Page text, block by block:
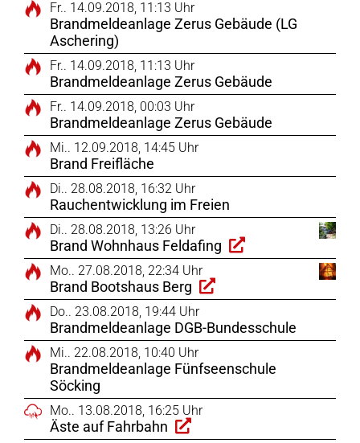
Fr.. 14.09.2018, 11:13 Uhr
Brandmeldeanlage Zerus Gebäude (LG
Aschering)
Fr.. 14.09.2018, 11:13 Uhr
Brandmeldeanlage Zerus Gebäude
Fr.. 14.09.2018, 00:03 Uhr
Brandmeldeanlage Zerus Gebäude
Mi.. 12.09.2018, 14:45 Uhr
Brand Freifläche
Di.. 28.08.2018, 16:32 Uhr
Rauchentwicklung im Freien
Di.. 28.08.2018, 13:26 Uhr
Brand Wohnhaus Feldafing
Mo.. 27.08.2018, 22:34 Uhr
Brand Bootshaus Berg
Do.. 23.08.2018, 19:44 Uhr
Brandmeldeanlage DGB-Bundesschule
Mi.. 22.08.2018, 10:40 Uhr
Brandmeldeanlage Fünfseenschule
Söcking
Mo.. 13.08.2018, 16:25 Uhr
Äste auf Fahrbahn